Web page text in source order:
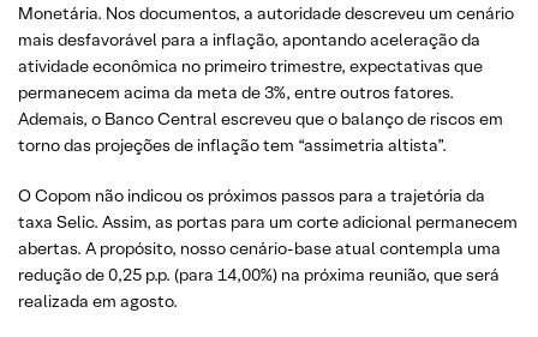
Monetária. Nos documentos, a autoridade descreveu um cenário
mais desfavorável para a inflação, apontando aceleração da
atividade econômica no primeiro trimestre, expectativas que
permanecem acima da meta de 3%, entre outros fatores.
Ademais, o Banco Central escreveu que o balanço de riscos em
torno das projeções de inflação tem “assimetria altista”.
O Copom não indicou os próximos passos para a trajetória da
taxa Selic. Assim, as portas para um corte adicional permanecem
abertas. A propósito, nosso cenário-base atual contempla uma
redução de 0,25 p.p. (para 14,00%) na próxima reunião, que será
realizada em agosto.